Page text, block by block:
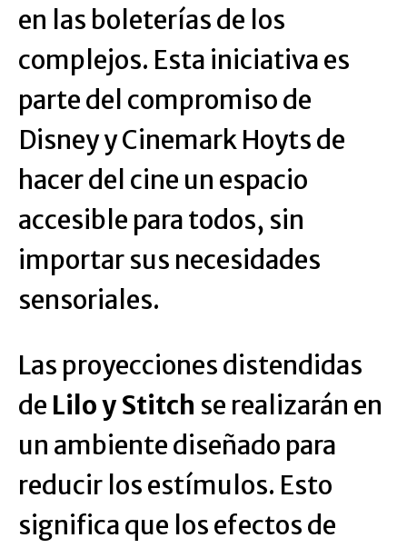
en las boleterías de los
complejos. Esta iniciativa es
parte del compromiso de
Disney y Cinemark Hoyts de
hacer del cine un espacio
accesible para todos, sin
importar sus necesidades
sensoriales.
Las proyecciones distendidas
de Lilo y Stitch se realizarán en
un ambiente diseñado para
reducir los estímulos. Esto
significa que los efectos de